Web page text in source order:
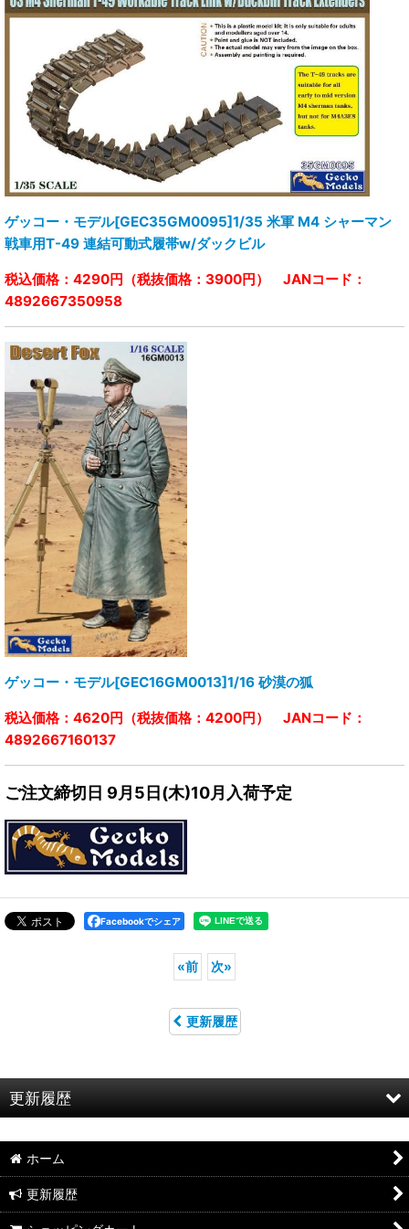
ゲッコー・モデル[GEC35GM0095]1/35 米軍 M4 シャーマン
戦車用T-49 連結可動式履帯w/ダックビル
税込価格：4290円（税抜価格：3900円） JANコード：
4892667350958
ゲッコー・モデル[GEC16GM0013]1/16 砂漠の狐
税込価格：4620円（税抜価格：4200円） JANコード：
4892667160137
ご注文締切日 9月5日(木)10月入荷予定
Facebookでシェア
«前 次»
更新履歴
更新履歴
ホーム
更新履歴